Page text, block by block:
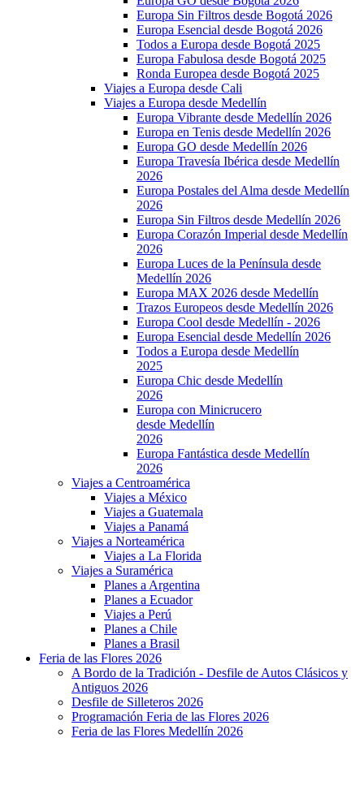
Europa Sin Filtros desde Bogotá 2026
Europa Esencial desde Bogotá 2026
Todos a Europa desde Bogotá 2025
Europa Fabulosa desde Bogotá 2025
Ronda Europea desde Bogotá 2025
Viajes a Europa desde Cali
Viajes a Europa desde Medellín
Europa Vibrante desde Medellín 2026
Europa en Tenis desde Medellín 2026
Europa GO desde Medellín 2026
Europa Travesía Ibérica desde Medellín
2026
Europa Postales del Alma desde Medellín
2026
Europa Sin Filtros desde Medellín 2026
Europa Corazón Imperial desde Medellín
2026
Europa Luces de la Península desde
Medellín 2026
Europa MAX 2026 desde Medellín
Trazos Europeos desde Medellín 2026
Europa Cool desde Medellín - 2026
Europa Esencial desde Medellín 2026
Todos a Europa desde Medellín
2025
Europa Chic desde Medellín
2026
Europa con Minicrucero
desde Medellín
2026
Europa Fantástica desde Medellín
2026
Viajes a Centroamérica
Viajes a México
Viajes a Guatemala
Viajes a Panamá
Viajes a Norteamérica
Viajes a La Florida
Viajes a Suramérica
Planes a Argentina
Planes a Ecuador
Viajes a Perú
Planes a Chile
Planes a Brasil
Feria de las Flores 2026
A Bordo de la Tradición - Desfile de Autos Clásicos y
Antiguos 2026
Desfile de Silleteros 2026
Programación Feria de las Flores 2026
Feria de las Flores Medellín 2026